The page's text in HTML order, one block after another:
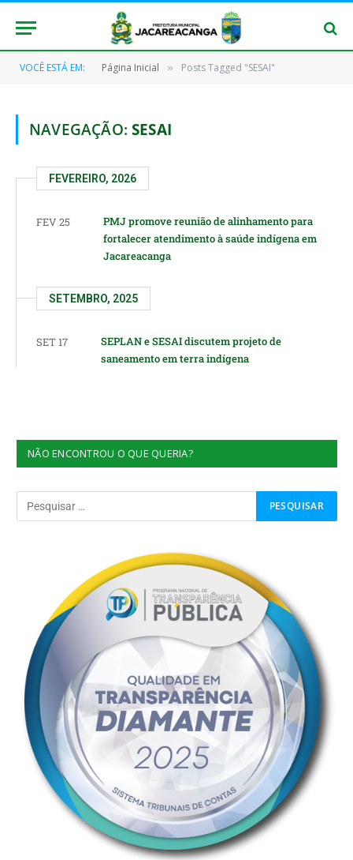
VOCÊ ESTÁ EM: Página Inicial » Posts Tagged "SESAI"
NAVEGAÇÃO:SESAI
FEVEREIRO, 2026
FEV 25
PMJ promove reunião de alinhamento para
fortalecer atendimento à saúde indígena em
Jacareacanga
SETEMBRO, 2025
SET 17
SEPLAN e SESAI discutem projeto de
saneamento em terra indígena
NÃO ENCONTROU O QUE QUERIA?